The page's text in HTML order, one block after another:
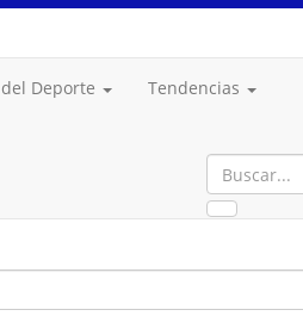
Deporte Tendencias